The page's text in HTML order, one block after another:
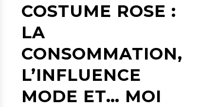
COSTUME ROSE :
LA
CONSOMMATION,
L’INFLUENCE
MODE ET… MOI